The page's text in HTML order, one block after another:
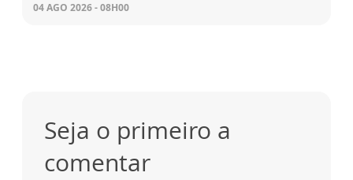
04 AGO 2026 - 08H00
Seja o primeiro a
comentar